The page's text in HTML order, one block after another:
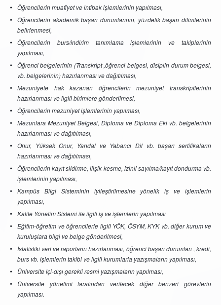
Öğrencilerin muafiyet ve intibak işlemlerinin yapılması,
Öğrencilerin akademik başarı durumlarının, yüzdelik başarı dilimlerinin
belirlenmesi,
Öğrencilerin burs/indirim tanımlama işlemlerinin ve takiplerinin
yapılması,
Öğrenci belgelerinin (Transkript ,öğrenci belgesi, disiplin durum belgesi,
vb. belgelerinin) hazırlanması ve dağıtılması,
Mezuniyete hak kazanan öğrencilerin mezuniyet transkriptlerinin
hazırlanması ve ilgili birimlere gönderilmesi,
Öğrencilerin mezuniyet işlemlerinin yapılması,
Mezunlara Mezuniyet Belgesi, Diploma ve Diploma Eki vb. belgelerinin
hazırlanması ve dağıtılması,
Onur, Yüksek Onur, Yandal ve Yabancı Dil vb. başarı sertifikaların
hazırlanması ve dağıtılması,
Öğrencilerin kayıt sildirme, ilişik kesme, izinli sayılma/kayıt dondurma vb.
işlemlerinin yapılması,
Kampüs Bilgi Sisteminin iyileştirilmesine yönelik iş ve işlemlerin
yapılması,
Kalite Yönetim Sistemi ile ilgili iş ve işlemlerin yapılması
Eğitim-öğretim ve öğrencilerle ilgili YÖK, ÖSYM, KYK vb. diğer kurum ve
kuruluşlara bilgi ve belge gönderilmesi,
İstatistiki veri ve raporların hazırlanması, öğrenci başarı durumları , kredi,
burs vb. işlemlerin takibi ve ilgili kurumlarla yazışmaların yapılması,
Üniversite içi-dışı gerekli resmi yazışmaların yapılması,
Üniversite yönetimi tarafından verilecek diğer benzeri görevlerin
yapılması.